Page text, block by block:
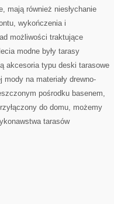
mają również niesłychanie
wykończenia i
możliwości traktujące
modne były tarasy
akcesoria typu deski tarasowe
na materiały drewno-
pośrodku basenem,
do domu, możemy
tarasów